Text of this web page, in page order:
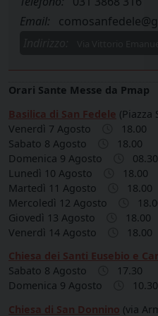
Email:
Orari Sante Messe da Pmap
Basilica di San Fedele (Piazza
Venerdì 7 Agosto
18.00
Sabato 8 Agosto
18.00
Domenica 9 Agosto
08.30
Lunedì 10 Agosto
18.00
Martedì 11 Agosto
18.00
Mercoledì 12 Agosto
Giovedì 13 Agosto
18.00
Venerdì 14 Agosto
18.00
Chiesa dei Santi Eusebio e
Sabato 8 Agosto
17.30
Domenica 9 Agosto
10.30
Chiesa di San Donnino (via